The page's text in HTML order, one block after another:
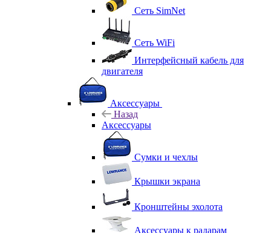
Сеть SimNet
Сеть WiFi
Интерфейсный кабель для
двигателя
Аксессуары
Назад
Аксессуары
Сумки и чехлы
Крышки экрана
Кронштейны эхолота
Аксессуары к радарам